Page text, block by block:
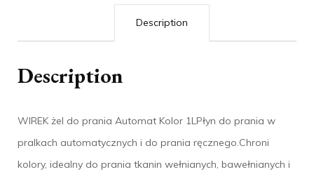
Description
Description
WIREK żel do prania Automat Kolor 1LPłyn do prania w
pralkach automatycznych i do prania ręcznego.Chroni
kolory, idealny do prania tkanin wełnianych, bawełnianych i